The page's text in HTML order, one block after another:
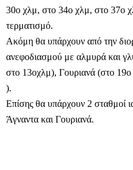
30ο χλμ, στο 34ο χλμ, στο 37ο
τερματισμό.
Ακόμη θα υπάρχουν από την
ανεφοδιασμού με αλμυρά και
στο 13οχλμ), Γουριανά (στο
).
Επίσης θα υπάρχουν 2 σταθμοί
Άγναντα και Γουριανά.